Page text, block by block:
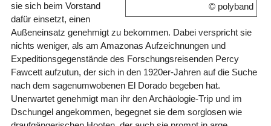
© polyband
sie sich beim Vorstand
dafür einsetzt, einen
Außeneinsatz genehmigt zu bekommen. Dabei verspricht sie
nichts weniger, als am Amazonas Aufzeichnungen und
Expeditionsgegenstände des Forschungsreisenden Percy
Fawcett aufzutun, der sich in den 1920er-Jahren auf die Suche
nach dem sagenumwobenen El Dorado begeben hat.
Unerwartet genehmigt man ihr den Archäologie-Trip und im
Dschungel angekommen, begegnet sie dem sorglosen wie